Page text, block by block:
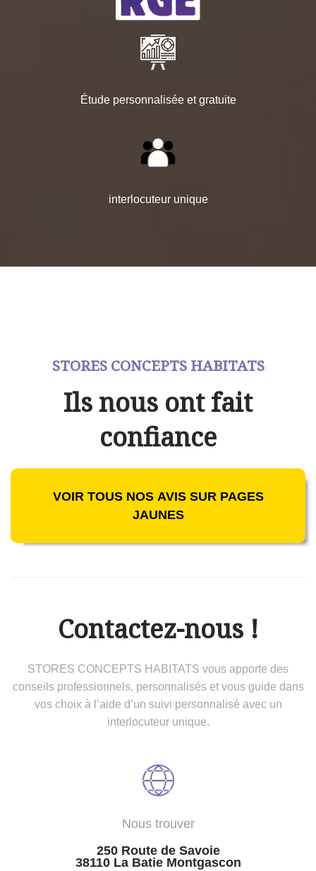
Étude personnalisée et gratuite
interlocuteur unique
STORES CONCEPTS HABITATS
Ils nous ont fait
confiance
VOIR TOUS NOS AVIS SUR PAGES
JAUNES
Contactez-nous !
STORES CONCEPTS HABITATS vous apporte des
conseils professionnels, personnalisés et vous guide dans
vos choix à l’aide d’un suivi personnalisé avec un
interlocuteur unique.
Nous trouver
250 Route de Savoie
38110 La Batie Montgascon